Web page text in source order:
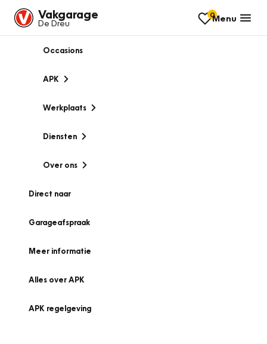
Vakgarage
De Dreu
0Menu
Occasions
APK
Werkplaats
Diensten
Over ons
Direct naar
Garageafspraak
Meer informatie
Alles over APK
APK regelgeving